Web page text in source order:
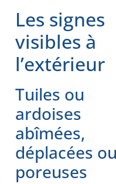
Les signes
visibles à
l’extérieur
Tuiles ou
ardoises
abîmées,
déplacées ou
poreuses